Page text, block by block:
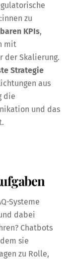
zu
KPIs,
mit
der Skalierung.
Strategie
aus
die
und das
Systeme
dabei
Chatbots
sie
zu Rolle,